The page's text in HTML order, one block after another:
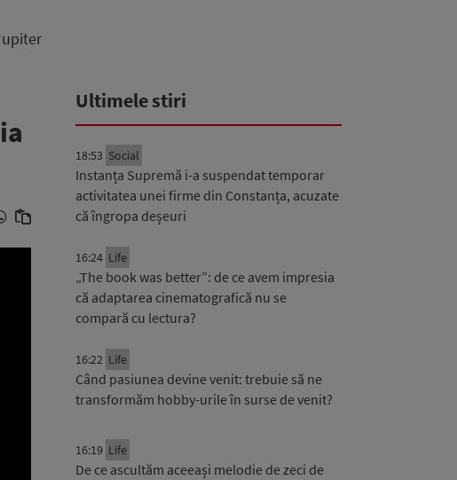
Ultimele stiri
18:53 Social
Instanța Supremă i-a suspendat temporar
activitatea unei firme din Constanța, acuzate
că îngropa deșeuri
16:24 Life
„The book was better”: de ce avem impresia
că adaptarea cinematografică nu se
compară cu lectura?
16:22 Life
Când pasiunea devine venit: trebuie să ne
transformăm hobby-urile în surse de venit?
16:19 Life
De ce ascultăm aceeași melodie de zeci de